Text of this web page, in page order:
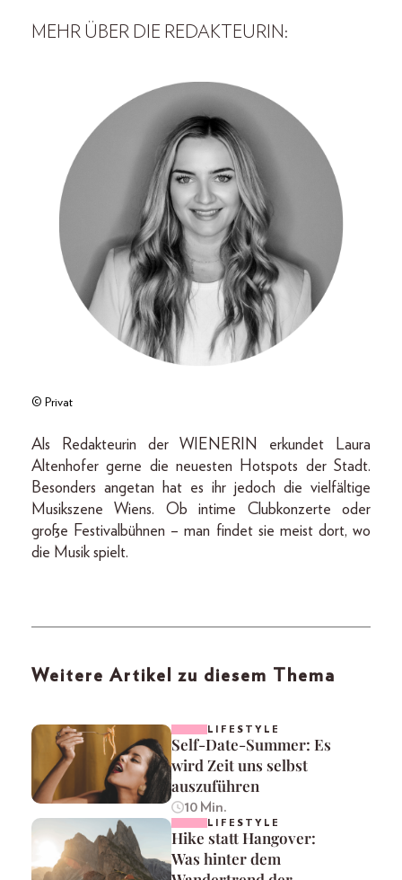
MEHR ÜBER DIE REDAKTEURIN:
© Privat
Als Redakteurin der WIENERIN erkundet Laura
Altenhofer gerne die neuesten Hotspots der Stadt.
Besonders angetan hat es ihr jedoch die vielfältige
Musikszene Wiens. Ob intime Clubkonzerte oder
große Festivalbühnen – man findet sie meist dort, wo
die Musik spielt.
Weitere Artikel zu diesem Thema
LIFESTYLE
Self-Date-Summer: Es
wird Zeit uns selbst
auszuführen
10 Min.
LIFESTYLE
Hike statt Hangover:
Was hinter dem